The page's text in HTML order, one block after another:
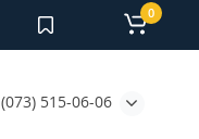
515-06-06
0